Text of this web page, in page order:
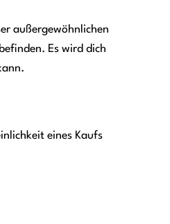
außergewöhnlichen
Es wird dich
eines Kaufs